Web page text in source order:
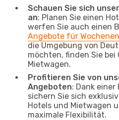
Schauen Sie sich
an: Planen Sie einen
werfen Sie auch einen
Angebote für
die Umgebung von
möchten, finden Sie
Mietwagen.
Profitieren Sie von
Angeboten: Dank
sichern Sie sich
Hotels und Mietwagen
maximale Flexibilität.